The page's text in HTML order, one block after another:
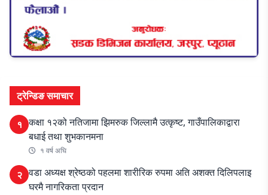
ट्रेन्डिङ समाचार
१ कक्षा १२को नतिजामा झिमरुक जिल्लामै उत्कृष्ट, गाउँपालिकाद्वारा
बधाई तथा शुभकानमना
१ वर्ष अघि
२ वडा अध्यक्ष श्रेष्ठको पहलमा शारीरिक रुपमा अति अशक्त दिलिपलाइ
घरमै नागरिकता प्रदान